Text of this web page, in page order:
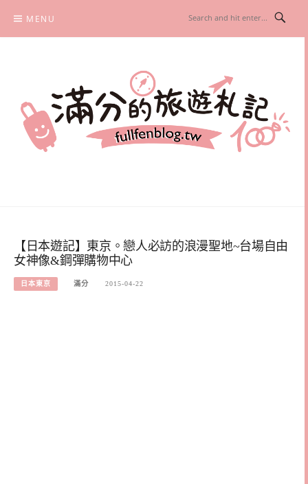
content
MENU
【日本遊記】東京。戀人必訪的浪漫聖地~台場自由
女神像&鋼彈購物中心
日本東京 滿分 2015-04-22